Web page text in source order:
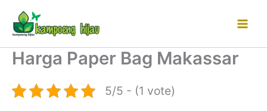
konten
Harga Paper Bag Makassar
5/5 - (1 vote)